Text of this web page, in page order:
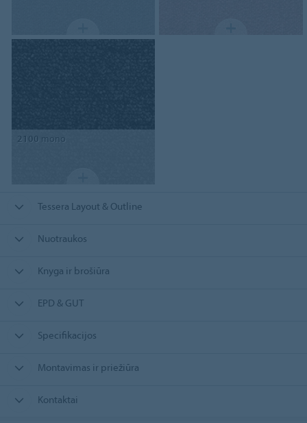
2100 mono
Tessera Layout & Outline
Nuotraukos
Knyga ir brošiūra
EPD & GUT
Specifikacijos
Montavimas ir priežiūra
Kontaktai